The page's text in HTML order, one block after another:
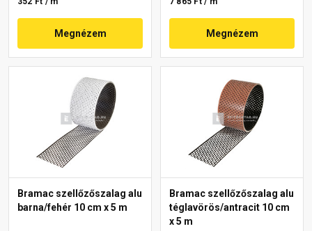
Megnézem Megnézem
Bramac szellőzőszalag alu
barna/fehér 10 cm x 5 m
Bramac szellőzőszalag alu
téglavörös/antracit 10 cm
x 5 m